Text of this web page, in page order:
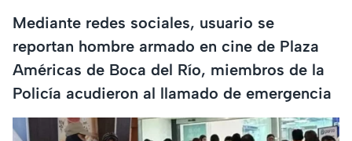
Mediante redes sociales, usuario se
reportan hombre armado en cine de Plaza
Américas de Boca del Río, miembros de la
Policía acudieron al llamado de emergencia